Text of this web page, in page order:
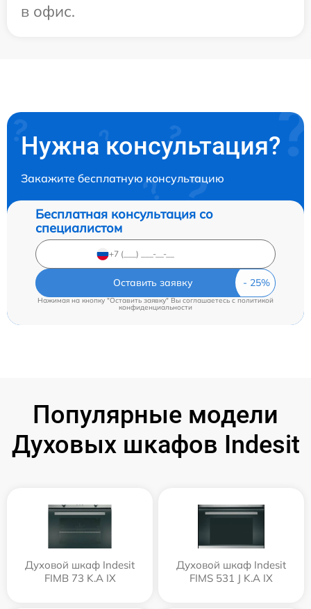
в офис.
Нужна консультация?
Закажите бесплатную консультацию
Бесплатная консультация со
специалистом
Оставить заявку
Нажимая на кнопку "Оставить заявку" Вы соглашаетесь cполитикой
конфиденциальности
Популярные модели
Духовых шкафов Indesit
Духовой шкаф Indesit
FIMB 73 K.A IX
Духовой шкаф Indesit
FIMS 531 J K.A IX